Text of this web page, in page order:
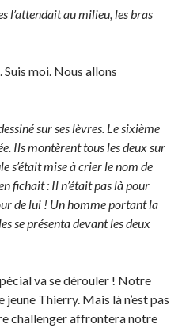
l’attendait au milieu, les bras
moi. Nous allons
sur ses lèvres. Le sixième
Ils montèrent tous les deux sur
s’était mise à crier le nom de
fichait : Il n’était pas là pour
de lui ! Un homme portant la
se présenta devant les deux
va se dérouler ! Notre
Thierry. Mais là n’est pas
challenger affrontera notre